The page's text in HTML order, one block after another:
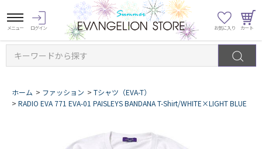
キーワードから探す
ホーム > ファッション > Tシャツ（EVA-T）
> RADIO EVA 771 EVA-01 PAISLEYS BANDANA T-Shirt/WHITE×LIGHT BLUE